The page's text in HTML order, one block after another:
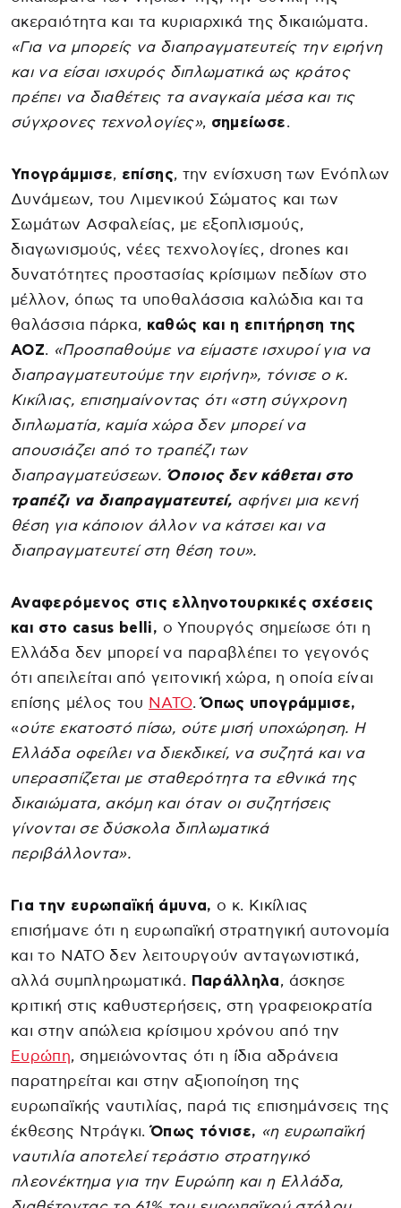
ακεραιότητα και τα κυριαρχικά της δικαιώματα.
«Για να μπορείς να διαπραγματευτείς την ειρήνη
και να είσαι ισχυρός διπλωματικά ως κράτος
πρέπει να διαθέτεις τα αναγκαία μέσα και τις
σύγχρονες τεχνολογίες», σημείωσε.
Υπογράμμισε, επίσης, την ενίσχυση των Ενόπλων
Δυνάμεων, του Λιμενικού Σώματος και των
Σωμάτων Ασφαλείας, με εξοπλισμούς,
διαγωνισμούς, νέες τεχνολογίες, drones και
δυνατότητες προστασίας κρίσιμων πεδίων στο
μέλλον, όπως τα υποθαλάσσια καλώδια και τα
θαλάσσια πάρκα, καθώς και η επιτήρηση της
ΑΟΖ. «Προσπαθούμε να είμαστε ισχυροί για να
διαπραγματευτούμε την ειρήνη», τόνισε ο κ.
Κικίλιας, επισημαίνοντας ότι «στη σύγχρονη
διπλωματία, καμία χώρα δεν μπορεί να
απουσιάζει από το τραπέζι των
διαπραγματεύσεων. Όποιος δεν κάθεται στο
τραπέζι να διαπραγματευτεί, αφήνει μια κενή
θέση για κάποιον άλλον να κάτσει και να
διαπραγματευτεί στη θέση του».
Αναφερόμενος στις ελληνοτουρκικές σχέσεις
και στο casus belli, ο Υπουργός σημείωσε ότι η
Ελλάδα δεν μπορεί να παραβλέπει το γεγονός
ότι απειλείται από γειτονική χώρα, η οποία είναι
επίσης μέλος του ΝΑΤΟ.Όπως υπογράμμισε,
«ούτε εκατοστό πίσω, ούτε μισή υποχώρηση. Η
Ελλάδα οφείλει να διεκδικεί, να συζητά και να
υπερασπίζεται με σταθερότητα τα εθνικά της
δικαιώματα, ακόμη και όταν οι συζητήσεις
γίνονται σε δύσκολα διπλωματικά
περιβάλλοντα».
Για την ευρωπαϊκή άμυνα, ο κ. Κικίλιας
επισήμανε ότι η ευρωπαϊκή στρατηγική αυτονομία
και το ΝΑΤΟ δεν λειτουργούν ανταγωνιστικά,
αλλά συμπληρωματικά. Παράλληλα, άσκησε
κριτική στις καθυστερήσεις, στη γραφειοκρατία
και στην απώλεια κρίσιμου χρόνου από την
Ευρώπη, σημειώνοντας ότι η ίδια αδράνεια
παρατηρείται και στην αξιοποίηση της
ευρωπαϊκής ναυτιλίας, παρά τις επισημάνσεις της
έκθεσης Ντράγκι.Όπως τόνισε, «η ευρωπαϊκή
ναυτιλία αποτελεί τεράστιο στρατηγικό
πλεονέκτημα για την Ευρώπη και η Ελλάδα,